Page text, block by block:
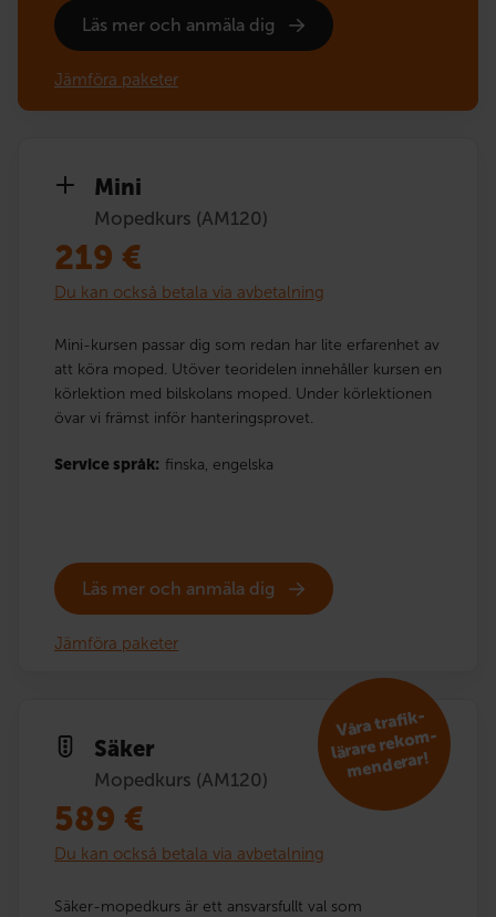
Läs mer och anmäla dig
Jämföra paketer
Mini
Mopedkurs (AM120)
219 €
Du kan också betala via avbetalning
Mini-kursen passar dig som redan har lite erfarenhet av
att köra moped. Utöver teoridelen innehåller kursen en
körlektion med bilskolans moped. Under körlektionen
övar vi främst inför hanteringsprovet.
Service språk: finska, engelska
Läs mer och anmäla dig
Jämföra paketer
Säker
Mopedkurs (AM120)
V
åra trafik­
lärare reko
m­
men­derar!
589 €
Du kan också betala via avbetalning
Säker-mopedkurs är ett ansvarsfullt val som